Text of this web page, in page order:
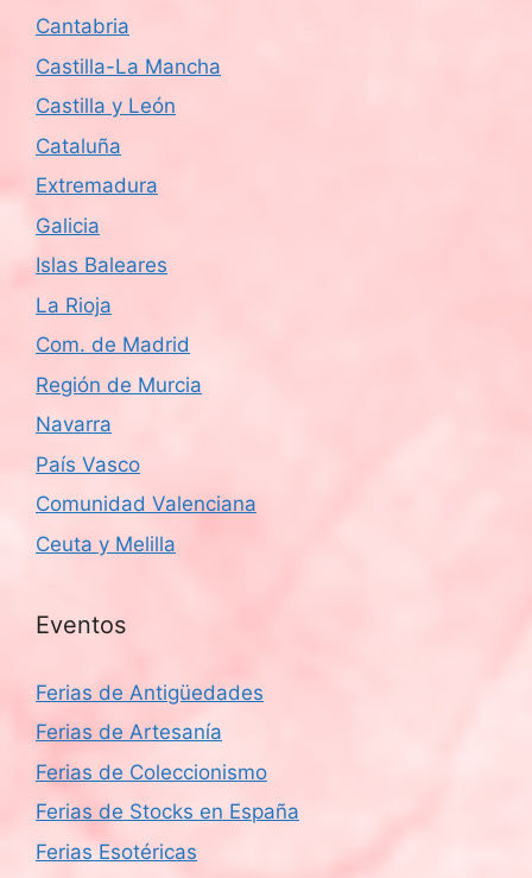
Cantabria
Castilla-La Mancha
Castilla y León
Cataluña
Extremadura
Galicia
Islas Baleares
La Rioja
Com. de Madrid
Región de Murcia
Navarra
País Vasco
Comunidad Valenciana
Ceuta y Melilla
Eventos
Ferias de Antigüedades
Ferias de Artesanía
Ferias de Coleccionismo
Ferias de Stocks en España
Ferias Esotéricas